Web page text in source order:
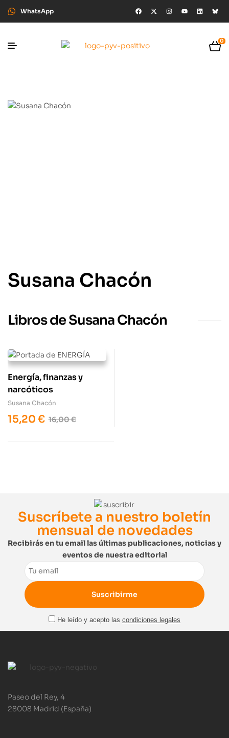
WhatsApp
0
Susana Chacón
Libros de Susana Chacón
Energía, finanzas y
narcóticos
Susana Chacón
16,00€
15,20 €
Suscríbete a nuestro boletín
mensual de novedades
Recibirás en tu email las últimas publicaciones, noticias y
eventos de nuestra editorial
Email
He leído y acepto las condiciones legales
Paseo del Rey, 4
28008 Madrid (España)